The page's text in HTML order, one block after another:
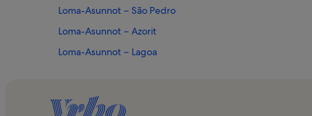
Loma-Asunnot − São Pedro
Loma-Asunnot − Azorit
Loma-Asunnot − Lagoa
Huoneistot ja asunnot – Azorit